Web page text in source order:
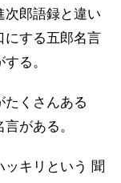
次郎語録と違い
にする五郎名言
る。
たくさんある
がある。
ッキリという 聞